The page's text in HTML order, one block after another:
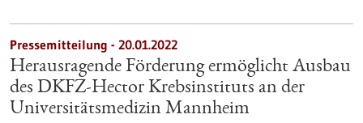
Pressemitteilung - 20.01.2022
Herausragende Förderung ermöglicht Ausbau
des DKFZ-Hector Krebsinstituts an der
Universitätsmedizin Mannheim